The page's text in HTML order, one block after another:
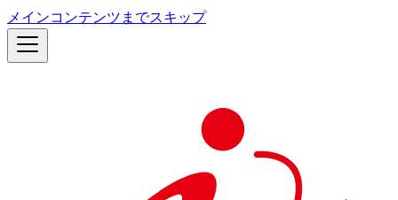
メインコンテンツまでスキップ